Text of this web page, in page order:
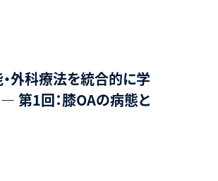
・外科療法を統合的に学
第1回：膝OAの病態と